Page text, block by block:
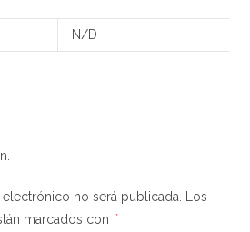
N/D
no será publicada.
Los
marcados con
*